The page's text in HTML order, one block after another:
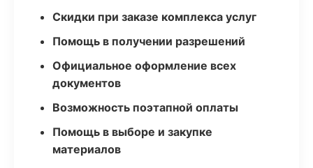
Скидки при заказе комплекса услуг
Помощь в получении разрешений
Официальное оформление всех
документов
Возможность поэтапной оплаты
Помощь в выборе и закупке
материалов